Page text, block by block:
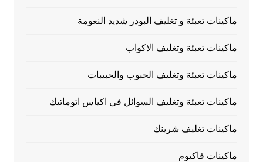
ماكينات تعبئة و تغليف البودر شديد النعومة
ماكينات تعبئة وتغليف الاكواب
ماكينات تعبئة وتغليف الحبوب والحبيبات
ماكينات تعبئة وتغليف السوائل فى اكياس اتوماتيك
ماكينات تغليف شرينك
ماكينات فاكيوم